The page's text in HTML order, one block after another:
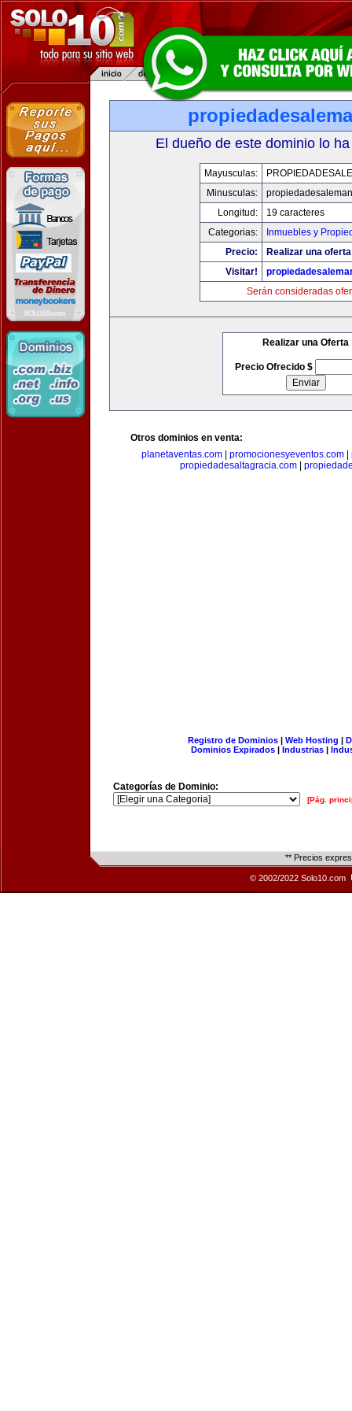
El dueño de este dominio lo
Mayusculas:
Minusculas:
Longitud:
19 caracteres
Categorias:
Inmuebles y
Precio:
Realizar una
Visitar!
Serán consideradas
Realizar una Oferta
Precio Ofrecido $
Otros dominios en venta:
planetaventas.com| promocionesyeventos.com|
propiedadesaltagracia.com
Registro de Dominios| Web Hosting |
Dominios Expirados | Industrias |
Categorías de Dominio:
[Pág.
** Precios
© 2002/2022 Solo10.com